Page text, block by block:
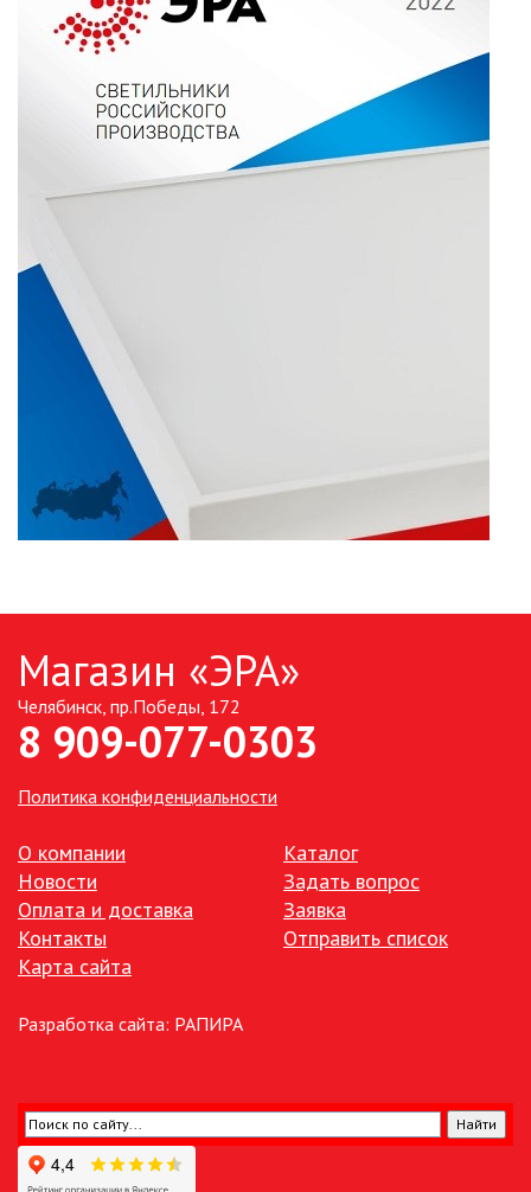
НОВОГОДНЕЕ ОСВЕЩЕНИЕ
ОТВЕРТКИ
ПАЯЛЬНОЕ ОБОРУДОВАНИЕ
СЕТЕВЫЕ ФИЛЬТРЫ, СИЛОВЫЕ
РАЗЪЕМЫ И УДЛИНИТЕЛИ,
ТРОЙНИКИ И КОЛОДКИ, ВИЛКИ
СОЛНЕЧНЫХ БАТАРЕЯХ
УЛИЧНЫЕ СВЕТИЛЬНИКИ
ФОНТАНЫ
ЭЛЕМЕНТЫ ПИТАНИЯ
Магазин «ЭРА»
Челябинск, пр.Победы, 172
8 909-077-0303
Политика конфиденциальности
О компании
Новости
Оплата и доставка
Контакты
Карта сайта
Каталог
Задать вопрос
Заявка
Отправить список
Разработка сайта: РАПИРА